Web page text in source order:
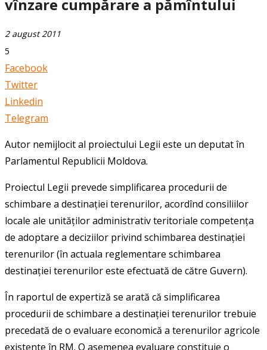
vînzare cumpărare a pămîntului
2 august 2011
5
Facebook
Twitter
Linkedin
Telegram
Autor nemijlocit al proiectului Legii este un deputat în
Parlamentul Republicii Moldova.
Proiectul Legii prevede simplificarea procedurii de
schimbare a destinației terenurilor, acordînd consiliilor
locale ale unităților administrativ teritoriale competența
de adoptare a deciziilor privind schimbarea destinației
terenurilor (în actuala reglementare schimbarea
destinației terenurilor este efectuată de către Guvern).
În raportul de expertiză se arată că simplificarea
procedurii de schimbare a destinației terenurilor trebuie
precedată de o evaluare economică a terenurilor agricole
existente în RM. O asemenea evaluare constituie o